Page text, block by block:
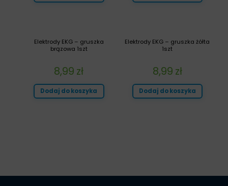
Elektrody EKG – gruszka żółta
1szt
8,99 zł
Dodaj do koszyka
Elektrody EKG – gruszka
brązowa 1szt
8,99 zł
Dodaj do koszyka